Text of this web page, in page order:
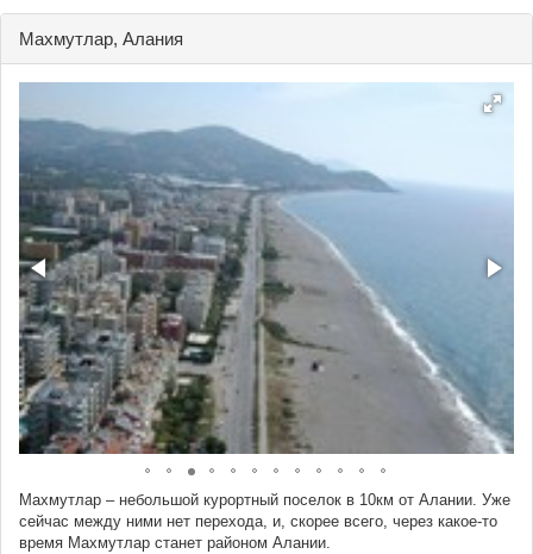
Махмутлар, Алания
Махмутлар – небольшой курортный поселок в 10км от Алании. Уже
сейчас между ними нет перехода, и, скорее всего, через какое-то
время Махмутлар станет районом Алании.